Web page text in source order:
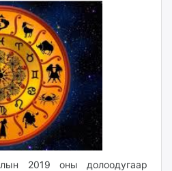
2019 оны долоодугаар